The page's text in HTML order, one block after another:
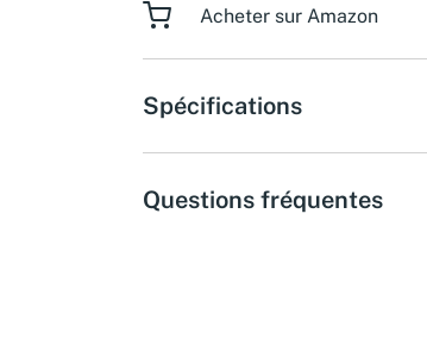
Acheter sur Amazon
Spécifications
Questions fréquentes